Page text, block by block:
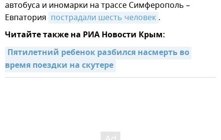
автобуса и иномарки на трассе Симферополь –
Евпатория пострадали шесть человек .
Читайте также на РИА Новости Крым:
Пятилетний ребенок разбился насмерть во
время поездки на скутере